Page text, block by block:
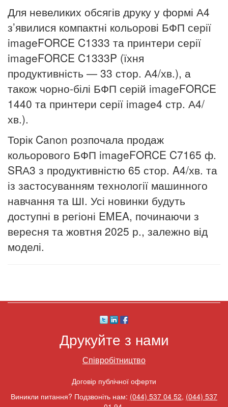
Для невеликих обсягів друку у формі А4
з’явилися компактні кольорові БФП серії
imageFORCE C1333 та принтери серії
imageFORCE C1333P (їхня
продуктивність — 33 стор. А4/хв.), а
також чорно-білі БФП серій imageFORCE
1440 та принтери серії image4 стр. А4/
хв.).
Торік Canon розпочала продаж
кольорового БФП imageFORCE C7165 ф.
SRА3 з продуктивністю 65 стор. A4/хв. та
із застосуванням технології машинного
навчання та ШІ. Усі новинки будуть
доступні в регіоні EMEA, починаючи з
вересня та жовтня 2025 р., залежно від
моделі.
Друкуйте з нами
Співробітництво
Договір публічної оферти
Виникли питання? Подзвоніть нам: (044) 537 04 52, (044) 537